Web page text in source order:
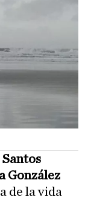
Santos
González
de la vida